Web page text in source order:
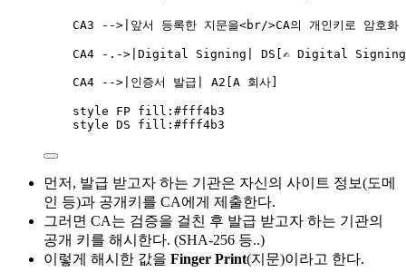
CA3 -->|앞서 등록한 지문을<br/>CA의 개인키로 암호
CA4 -.->|Digital Signing| DS[✍️ Digital
CA4 -->|인증서 발급| A2[A 회사]
style FP fill:#fff4b3
style DS fill:#fff4b3
먼저, 발급 받고자 하는 기관은 자신의 사이트 정보(도메
인 등)과 공개키를 CA에게 제출한다.
그러면 CA는 검증을 걸친 후 발급 받고자 하는 기관의
공개 키를 해시한다. (SHA-256 등..)
이렇게 해시한 값을 Finger Print(지문)이라고 한다.